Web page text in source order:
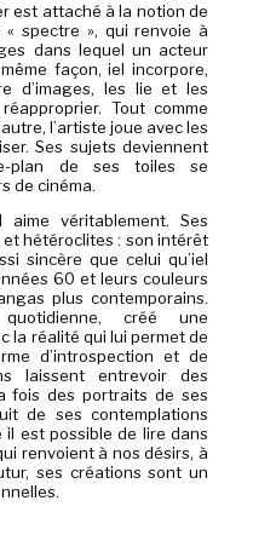
est attaché à la notion de
spectre », qui renvoie à
dans lequel un acteur
façon, iel incorpore,
d’images, les lie et les
Tout comme
l’artiste joue avec les
Ses sujets deviennent
plan de ses toiles se
de cinéma.
aime véritablement. Ses
hétéroclites : son intérêt
sincère que celui qu’iel
60 et leurs couleurs
plus contemporains.
créé une
la réalité qui lui permet de
d’introspection et de
laissent entrevoir des
fois des portraits de ses
de ses contemplations
il est possible de lire dans
renvoient à nos désirs, à
ses créations sont un